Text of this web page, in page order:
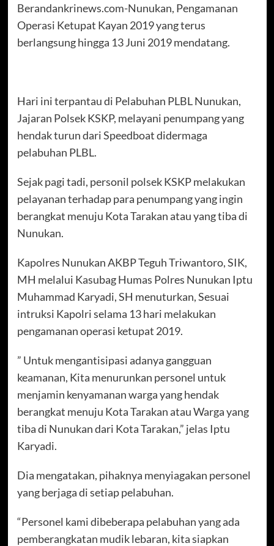
Berandankrinews.com-Nunukan, Pengamanan
Operasi Ketupat Kayan 2019 yang terus
berlangsung hingga 13 Juni 2019 mendatang.
Hari ini terpantau di Pelabuhan PLBL Nunukan,
Jajaran Polsek KSKP, melayani penumpang yang
hendak turun dari Speedboat didermaga
pelabuhan PLBL.
Sejak pagi tadi, personil polsek KSKP melakukan
pelayanan terhadap para penumpang yang ingin
berangkat menuju Kota Tarakan atau yang tiba di
Nunukan.
Kapolres Nunukan AKBP Teguh Triwantoro, SIK,
MH melalui Kasubag Humas Polres Nunukan Iptu
Muhammad Karyadi, SH menuturkan, Sesuai
intruksi Kapolri selama 13 hari melakukan
pengamanan operasi ketupat 2019.
” Untuk mengantisipasi adanya gangguan
keamanan, Kita menurunkan personel untuk
menjamin kenyamanan warga yang hendak
berangkat menuju Kota Tarakan atau Warga yang
tiba di Nunukan dari Kota Tarakan,” jelas Iptu
Karyadi.
Dia mengatakan, pihaknya menyiagakan personel
yang berjaga di setiap pelabuhan.
“Personel kami dibeberapa pelabuhan yang ada
pemberangkatan mudik lebaran, kita siapkan